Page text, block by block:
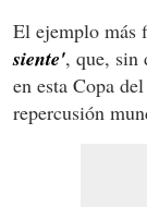
El ejemplo más
siente', que, sin
en esta Copa
repercusión